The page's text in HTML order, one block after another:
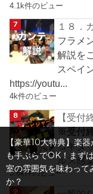
4.1k件のビュー
１８．
フラメ
解説を
スペイ
https://youtu...
4k件のビュー
【受付
※受付
コギタ
ルス感
3.6k件のビュー
【豪華10大特典】楽
も手ぶらでOK！まず
室の雰囲気を味わって
か？